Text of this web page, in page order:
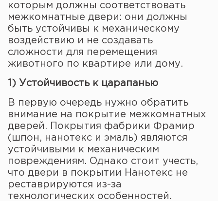
которым должны соответствовать
межкомнатные двери: они должны
быть устойчивы к механическому
воздействию и не создавать
сложности для перемещения
животного по квартире или дому.
1) Устойчивость к царапанью
В первую очередь нужно обратить
внимание на покрытие межкомнатных
дверей. Покрытия фабрики Фрамир
(шпон, нанотекс и эмаль) являются
устойчивыми к механическим
повреждениям. Однако стоит учесть,
что двери в покрытии Нанотекс не
реставрируются из-за
технологических особенностей.